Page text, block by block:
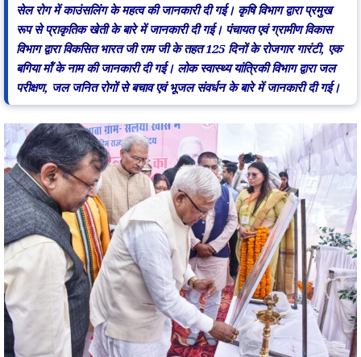
सेल रोग में काउंसलिंग के महत्व की जानकारी दी गई। कृषि विभाग द्वारा प्रमुख
रूप से प्राकृतिक खेती के बारे में जानकारी दी गई। पंचायत एवं ग्रामीण विकास
विभाग द्वारा विकसित भारत जी राम जी के तहत 125 दिनों के रोजगार गारंटी, एक
बगिया मॉं के नाम की जानकारी दी गई। लोक स्वास्थ्य यांत्रिकी विभाग द्वारा जल
परीक्षण, जल जनित रोगों से बचाव एवं भूजल संवर्धन के बारे में जानकारी दी गई।